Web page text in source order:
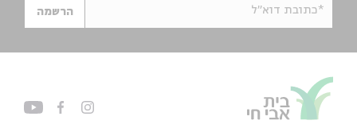
*כתובת דוא"ל הרשמה